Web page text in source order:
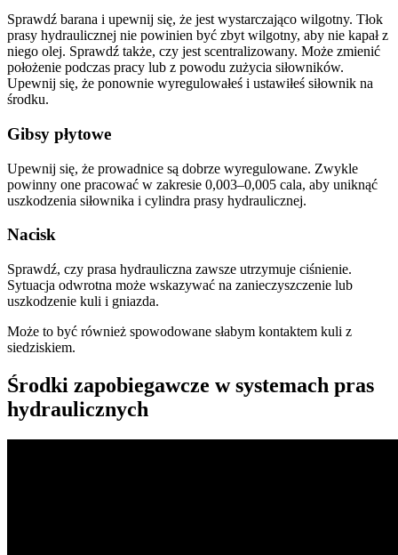
Sprawdź barana i upewnij się, że jest wystarczająco wilgotny. Tłok
prasy hydraulicznej nie powinien być zbyt wilgotny, aby nie kapał z
niego olej. Sprawdź także, czy jest scentralizowany. Może zmienić
położenie podczas pracy lub z powodu zużycia siłowników.
Upewnij się, że ponownie wyregulowałeś i ustawiłeś siłownik na
środku.
Gibsy płytowe
Upewnij się, że prowadnice są dobrze wyregulowane. Zwykle
powinny one pracować w zakresie 0,003–0,005 cala, aby uniknąć
uszkodzenia siłownika i cylindra prasy hydraulicznej.
Nacisk
Sprawdź, czy prasa hydrauliczna zawsze utrzymuje ciśnienie.
Sytuacja odwrotna może wskazywać na zanieczyszczenie lub
uszkodzenie kuli i gniazda.
Może to być również spowodowane słabym kontaktem kuli z
siedziskiem.
Środki zapobiegawcze w systemach pras
hydraulicznych